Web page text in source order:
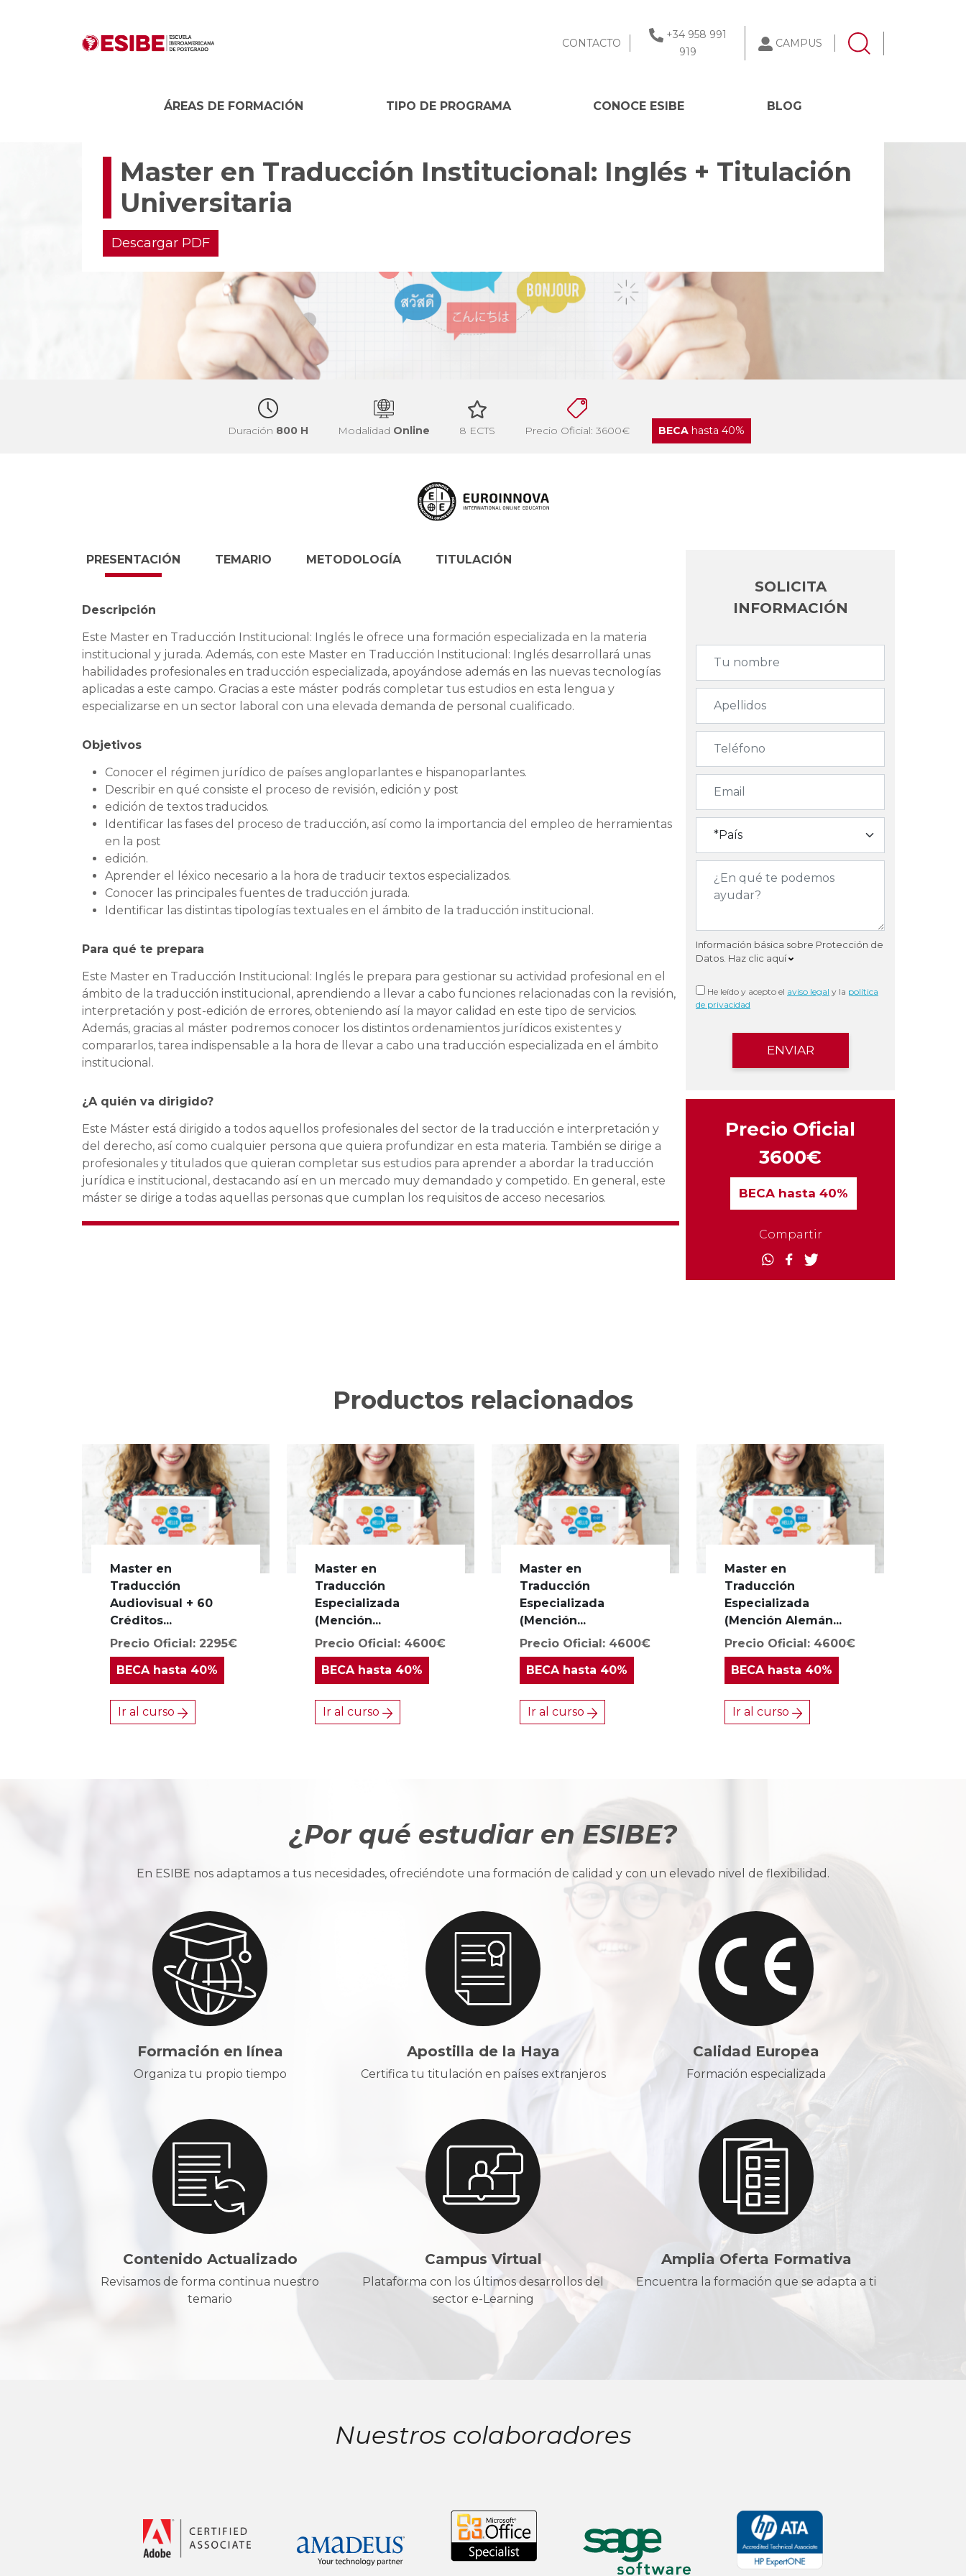
CONTACTO
+34 958 991
919
CAMPUS
ÁREAS DE FORMACIÓN TIPO DE PROGRAMA CONOCE ESIBE BLOG
Master en Traducción Institucional: Inglés + Titulación
Universitaria
Descargar PDF
Duración 800 H Modalidad Online 8 ECTS Precio Oficial: 3600€ BECA hasta 40%
PRESENTACIÓN
Descripción
Este Master en Traducción Institucional: Inglés le ofrece una formación especializada en la materia
institucional y jurada. Además, con este Master en Traducción Institucional: Inglés desarrollará unas
habilidades profesionales en traducción especializada, apoyándose además en las nuevas tecnologías
aplicadas a este campo. Gracias a este máster podrás completar tus estudios en esta lengua y
especializarse en un sector laboral con una elevada demanda de personal cualificado.
Objetivos
Conocer el régimen jurídico de países angloparlantes e hispanoparlantes.
Describir en qué consiste el proceso de revisión, edición y post
edición de textos traducidos.
Identificar las fases del proceso de traducción, así como la importancia del empleo de herramientas
en la post
edición.
Aprender el léxico necesario a la hora de traducir textos especializados.
Conocer las principales fuentes de traducción jurada.
Identificar las distintas tipologías textuales en el ámbito de la traducción institucional.
Para qué te prepara
Este Master en Traducción Institucional: Inglés le prepara para gestionar su actividad profesional en el
ámbito de la traducción institucional, aprendiendo a llevar a cabo funciones relacionadas con la revisión,
interpretación y post-edición de errores, obteniendo así la mayor calidad en este tipo de servicios.
Además, gracias al máster podremos conocer los distintos ordenamientos jurídicos existentes y
compararlos, tarea indispensable a la hora de llevar a cabo una traducción especializada en el ámbito
institucional.
¿A quién va dirigido?
Este Máster está dirigido a todos aquellos profesionales del sector de la traducción e interpretación y
del derecho, así como cualquier persona que quiera profundizar en esta materia. También se dirige a
profesionales y titulados que quieran completar sus estudios para aprender a abordar la traducción
jurídica e institucional, destacando así en un mercado muy demandado y competido. En general, este
máster se dirige a todas aquellas personas que cumplan los requisitos de acceso necesarios.
TEMARIO METODOLOGÍA TITULACIÓN
SOLICITA
INFORMACIÓN
Información básica sobre Protección de
Datos. Haz clic aquí
He leído y acepto el aviso legal y la política
de privacidad
Precio Oficial
3600€
BECAhasta 40%
Compartir
Productos relacionados
Master en
Traducción
Audiovisual + 60
Créditos...
Precio Oficial: 2295€
BECAhasta 40%
Ir al curso
Master en
Traducción
Especializada
(Mención...
Precio Oficial: 4600€
BECAhasta 40%
Ir al curso
Master en
Traducción
Especializada
(Mención...
Precio Oficial: 4600€
BECAhasta 40%
Ir al curso
Master en
Traducción
Especializada
(Mención Alemán...
Precio Oficial: 4600€
BECAhasta 40%
Ir al curso
¿Por qué estudiar en ESIBE?
En ESIBE nos adaptamos a tus necesidades, ofreciéndote una formación de calidad y con un elevado nivel de flexibilidad.
Formación en línea
Organiza tu propio tiempo
Apostilla de la Haya
Certifica tu titulación en países extranjeros
Calidad Europea
Formación especializada
Contenido Actualizado
Revisamos de forma continua nuestro
temario
Campus Virtual
Plataforma con los últimos desarrollos del
sector e-Learning
Amplia Oferta Formativa
Encuentra la formación que se adapta a ti
Nuestros colaboradores